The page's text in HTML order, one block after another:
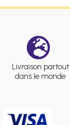
Livraison partout
dans le monde